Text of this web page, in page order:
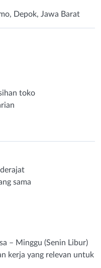
Depok, Jawa Barat
toko
sama
– Minggu (Senin Libur)
kerja yang relevan untuk